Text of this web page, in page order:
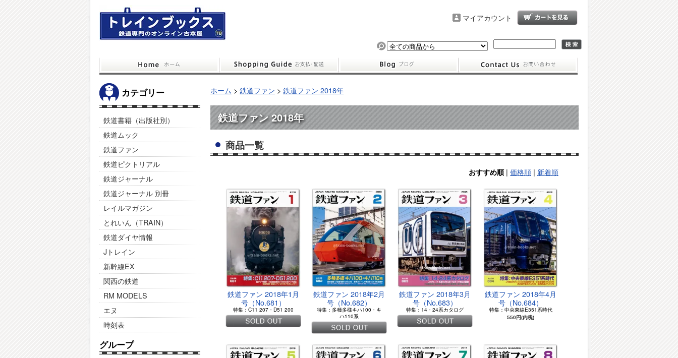
マイアカウント
カテゴリー
鉄道書籍（出版社別）
鉄道ムック
鉄道ファン
鉄道ピクトリアル
鉄道ジャーナル
鉄道ジャーナル 別冊
レイルマガジン
とれいん（TRAIN）
鉄道ダイヤ情報
Jトレイン
新幹線EX
関西の鉄道
RM MODELS
エヌ
時刻表
グループ
ホーム > 鉄道ファン > 鉄道ファン 2018年
鉄道ファン 2018年
商品一覧
おすすめ順| 価格順 | 新着順
鉄道ファン 2018年1月
号（No.681）
特集：C11 207・D51 200
鉄道ファン 2018年2月
号（No.682）
特集：多種多様キハ100・キ
ハ110系
鉄道ファン 2018年3月
号（No.683）
特集：14・24系カタログ
鉄道ファン 2018年4月
号（No.684）
特集：中央東線E351系時代
550円(内税)